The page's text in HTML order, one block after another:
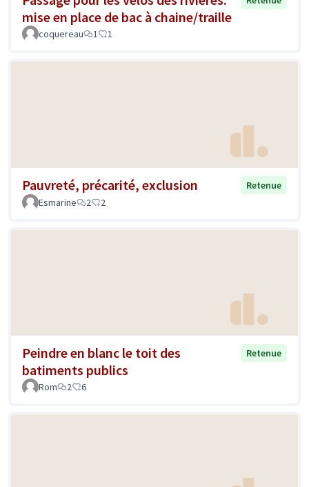
mise en place de bac à chaine/traille
coquereau 1 1
Pauvreté, précarité, exclusion
Retenue
Esmarine
2 2
Peindre en blanc le toit des
batiments publics
Retenue
Rom 2 6